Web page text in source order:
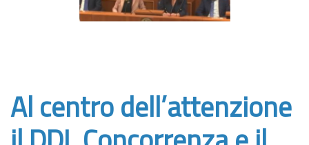
Al centro dell’attenzione